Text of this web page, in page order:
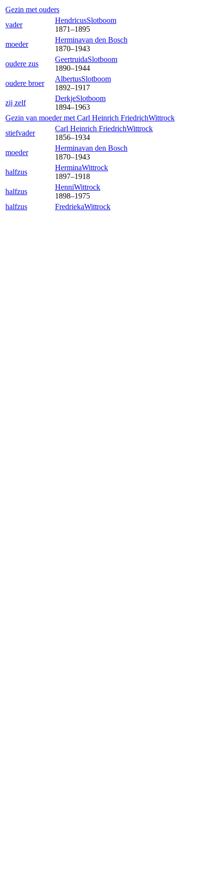
Gezin met ouders
vader
HendricusSlotboom
1871–1895
moeder
Herminavan den Bosch
1870–1943
oudere zus
GeertruidaSlotboom
1890–1944
oudere broer
AlbertusSlotboom
1892–1917
zij zelf
DerkjeSlotboom
1894–1963
Gezin van moeder met Carl Heinrich FriedrichWittrock
stiefvader
Carl Heinrich FriedrichWittrock
1856–1934
moeder
Herminavan den Bosch
1870–1943
halfzus
HerminaWittrock
1897–1918
halfzus
HenniWittrock
1898–1975
halfzus
FredriekaWittrock